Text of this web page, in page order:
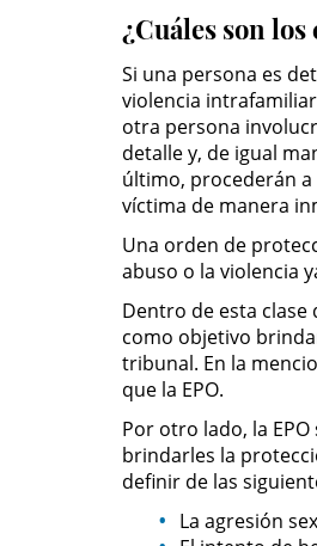
¿Cuáles son
Si una persona es
violencia
otra persona
detalle y, de igual
último, procederán
víctima de manera
Una orden de
abuso o la violencia
Dentro de esta
como objetivo
tribunal. En la
que la EPO.
Por otro lado, la
brindarles la
definir de las
La agresión